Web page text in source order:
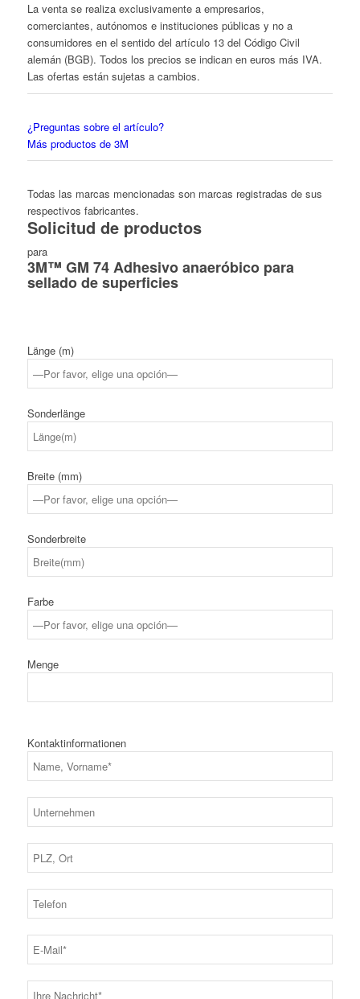
La venta se realiza exclusivamente a empresarios,
comerciantes, autónomos e instituciones públicas y no a
consumidores en el sentido del artículo 13 del Código Civil
alemán (BGB). Todos los precios se indican en euros más IVA.
Las ofertas están sujetas a cambios.
¿Preguntas sobre el artículo?
Más productos de 3M
Todas las marcas mencionadas son marcas registradas de sus
respectivos fabricantes.
Solicitud de productos
para
3M™ GM 74 Adhesivo anaeróbico para
sellado de superficies
Länge (m)
Sonderlänge
Breite (mm)
Sonderbreite
Farbe
Menge
Kontaktinformationen